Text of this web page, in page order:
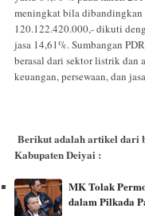
meningkat bila
120.122.420.000,- dikuti
jasa 14,61%. Sumbangan
berasal dari sektor listrik dan
keuangan, persewaan, dan
Berikut adalah artikel dari
Kabupaten Deiyai :
MK Tolak
dalam Pilkada